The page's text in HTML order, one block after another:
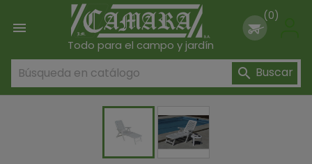

Todo para el campo y jardín
(0)
 Buscar